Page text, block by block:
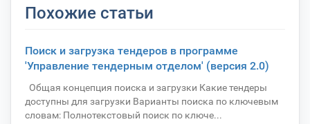
Похожие статьи
Поиск и загрузка тендеров в программе
'Управление тендерным отделом' (версия 2.0)
Общая концепция поиска и загрузки Какие тендеры
доступны для загрузки Варианты поиска по ключевым
словам: Полнотекстовый поиск по ключе...